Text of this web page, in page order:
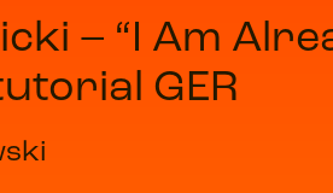
– “I Am
GER